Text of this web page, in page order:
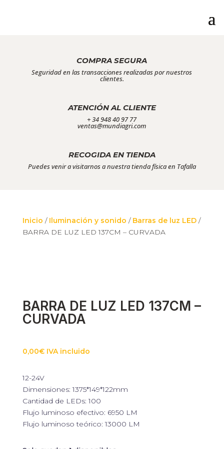
COMPRA SEGURA
Seguridad en las transacciones realizadas por nuestros
clientes.
ATENCIÓN AL CLIENTE
+ 34 948 40 97 77
ventas@mundiagri.com
RECOGIDA EN TIENDA
Puedes venir a visitarnos a nuestra tienda física en Tafalla
Inicio / Iluminación y sonido / Barras de luz LED/
BARRA DE LUZ LED 137CM – CURVADA
BARRA DE LUZ LED 137CM –
CURVADA
0,00€ IVA incluido
12-24V
Dimensiones: 1375*149*122mm
Cantidad de LEDs: 100
Flujo luminoso efectivo: 6950 LM
Flujo luminoso teórico: 13000 LM
necesarias
para que
funcione la
podamos
mejorar la
funcionalidad
y estructura
de la web, en
base a cómo